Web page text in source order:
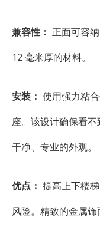
兼容性： 正面可容
12 毫米厚的材料。
安装： 使用强力粘
座。该设计确保看
干净、专业的外观。
优点： 提高上下楼
风险。精致的金属